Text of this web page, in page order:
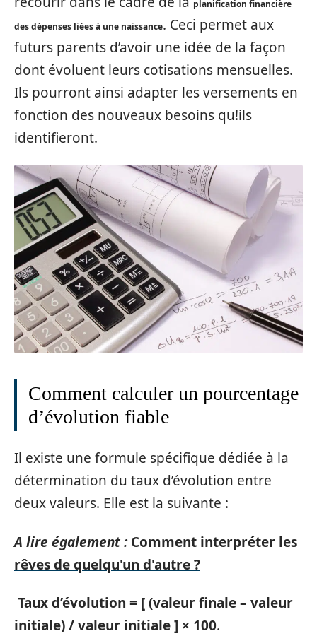
planification financière
des dépenses liées à une naissance. Ceci permet aux
futurs parents d’avoir une idée de la façon
dont évoluent leurs cotisations mensuelles.
Ils pourront ainsi adapter les versements en
fonction des nouveaux besoins qu!ils
identifieront.
Comment calculer un pourcentage
d’évolution fiable
Il existe une formule spécifique dédiée à la
détermination du taux d’évolution entre
deux valeurs. Elle est la suivante :
A lire également : Comment interpréter les
rêves de quelqu'un d'autre ?
Taux d’évolution = [ (valeur finale – valeur
initiale) / valeur initiale ] × 100.